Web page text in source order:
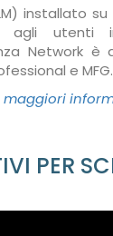
installato
agli utenti
Network è
e MFG.
PER